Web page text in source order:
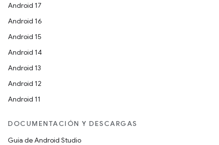
Android 17
Android 16
Android 15
Android 14
Android 13
Android 12
Android 11
DOCUMENTACIÓN Y DESCARGAS
Guía de Android Studio